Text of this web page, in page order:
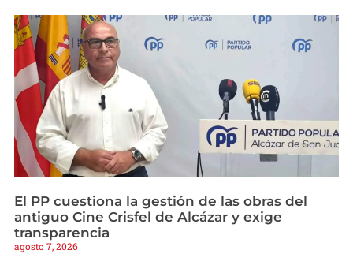
El PP cuestiona la gestión de las obras del
antiguo Cine Crisfel de Alcázar y exige
transparencia
agosto 7, 2026